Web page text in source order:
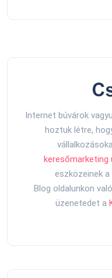
Internet búvárok
hoztuk létre,
keresőmarketing
eszközeinek a
Blog oldalunkon
üzenetedet a